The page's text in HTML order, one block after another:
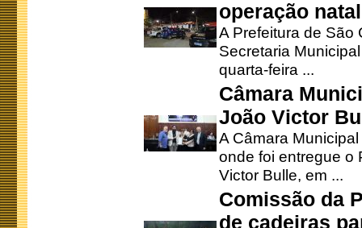
operação
A Prefeitura de São
Secretaria
quarta-feira ...
Câmara
João Victor
A Câmara
onde foi entregue o
Victor Bulle, em ...
Comissão da
de cadeiras